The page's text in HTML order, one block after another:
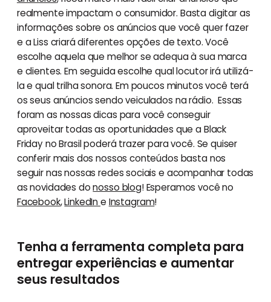
realmente impactam o consumidor. Basta digitar as
informações sobre os anúncios que você quer fazer
e a Liss criará diferentes opções de texto. Você
escolhe aquela que melhor se adequa à sua marca
e clientes. Em seguida escolhe qual locutor irá utilizá-
la e qual trilha sonora. Em poucos minutos você terá
os seus anúncios sendo veiculados na rádio. Essas
foram as nossas dicas para você conseguir
aproveitar todas as oportunidades que a Black
Friday no Brasil poderá trazer para você. Se quiser
conferir mais dos nossos conteúdos basta nos
seguir nas nossas redes sociais e acompanhar todas
as novidades donosso blog! Esperamos você no
Facebook,LinkedIne Instagram!
Tenha a ferramenta completa para
entregar experiências e aumentar
seus resultados